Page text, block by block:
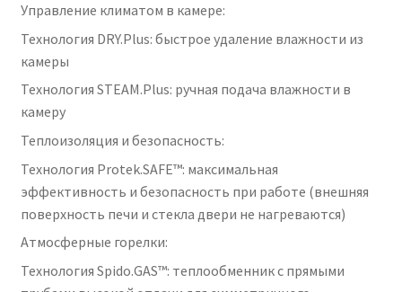
Управление климатом в камере:
Технология DRY.Plus: быстрое удаление влажности из
камеры
Технология STEAM.Plus: ручная подача влажности в
камеру
Теплоизоляция и безопасность:
Технология Protek.SAFE™: максимальная
эффективность и безопасность при работе (внешняя
поверхность печи и стекла двери не нагреваются)
Атмосферные горелки:
Технология Spido.GAS™: теплообменник с прямыми